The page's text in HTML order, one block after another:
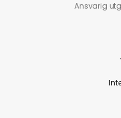
Ansvarig